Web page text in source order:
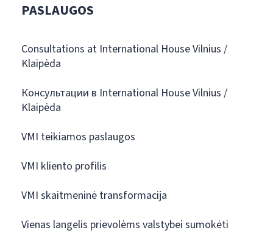
PASLAUGOS
Consultations at International House Vilnius /
Klaipėda
Консультации в International House Vilnius /
Klaipėda
VMI teikiamos paslaugos
VMI kliento profilis
VMI skaitmeninė transformacija
Vienas langelis prievolėms valstybei sumokėti